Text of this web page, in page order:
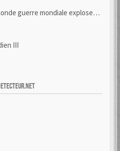
mondiale explosent dans des champs.
III